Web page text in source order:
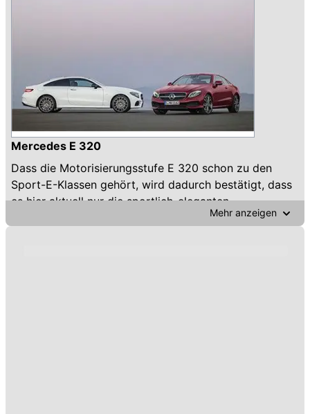
Mercedes E 320
Dass die Motorisierungsstufe E 320 schon zu den
Sport-E-Klassen gehört, wird dadurch bestätigt, dass
es hier aktuell nur die sportlich-eleganten
Karosserieformen Coupé (im Bild) und Cabrio gibt.
Mehr anzeigen